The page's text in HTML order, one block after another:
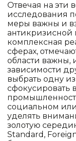
Отвечая на эти
исследования
меры важны и
антикризисной
комплексная
сферах,
области важны,
зависимости
выбрать одну
сфокусировать
социальном
уделять
золотую
Standard,